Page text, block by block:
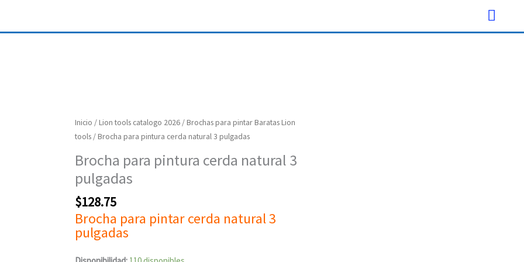
Menú
Inicio /Lion tools catalogo 2026/Brochas para pintar Baratas Lion
tools/ Brocha para pintura cerda natural 3 pulgadas
Brocha para pintura cerda natural 3
pulgadas
$128.75
Brocha para pintar cerda natural 3
pulgadas
Brocha
para
cerda
natural
pulgadas
cantidad